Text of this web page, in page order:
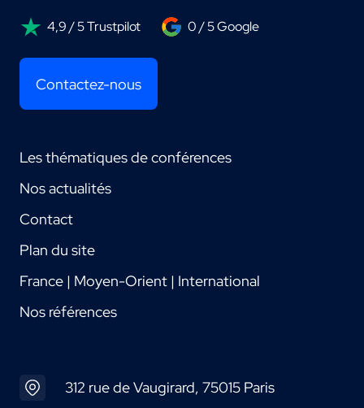
4,9 / 5 Trustpilot 0 / 5 Google
Contactez-nous
Les thématiques de conférences
Nos actualités
Contact
Plan du site
France | Moyen-Orient | International
Nos références
312 rue de Vaugirard, 75015 Paris